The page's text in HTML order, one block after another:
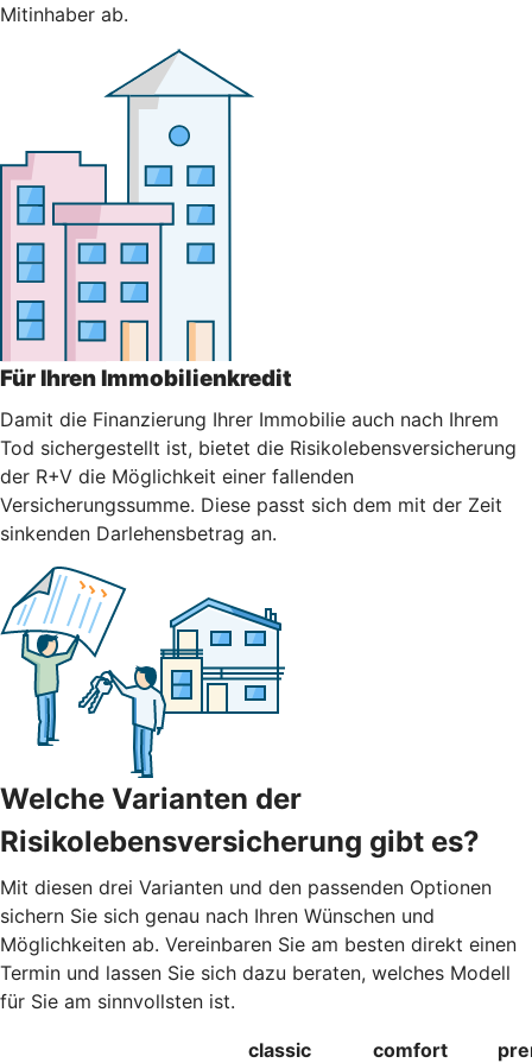
Mitinhaber ab.
Für Ihren Immobilienkredit
Damit die Finanzierung Ihrer Immobilie auch nach Ihrem
Tod sichergestellt ist, bietet die Risikolebensversicherung
der R+V die Möglichkeit einer fallenden
Versicherungssumme. Diese passt sich dem mit der Zeit
sinkenden Darlehensbetrag an.
Welche Varianten der
Risikolebensversicherung gibt es?
Mit diesen drei Varianten und den passenden Optionen
sichern Sie sich genau nach Ihren Wünschen und
Möglichkeiten ab. Vereinbaren Sie am besten direkt einen
Termin und lassen Sie sich dazu beraten, welches Modell
für Sie am sinnvollsten ist.
classic comfort